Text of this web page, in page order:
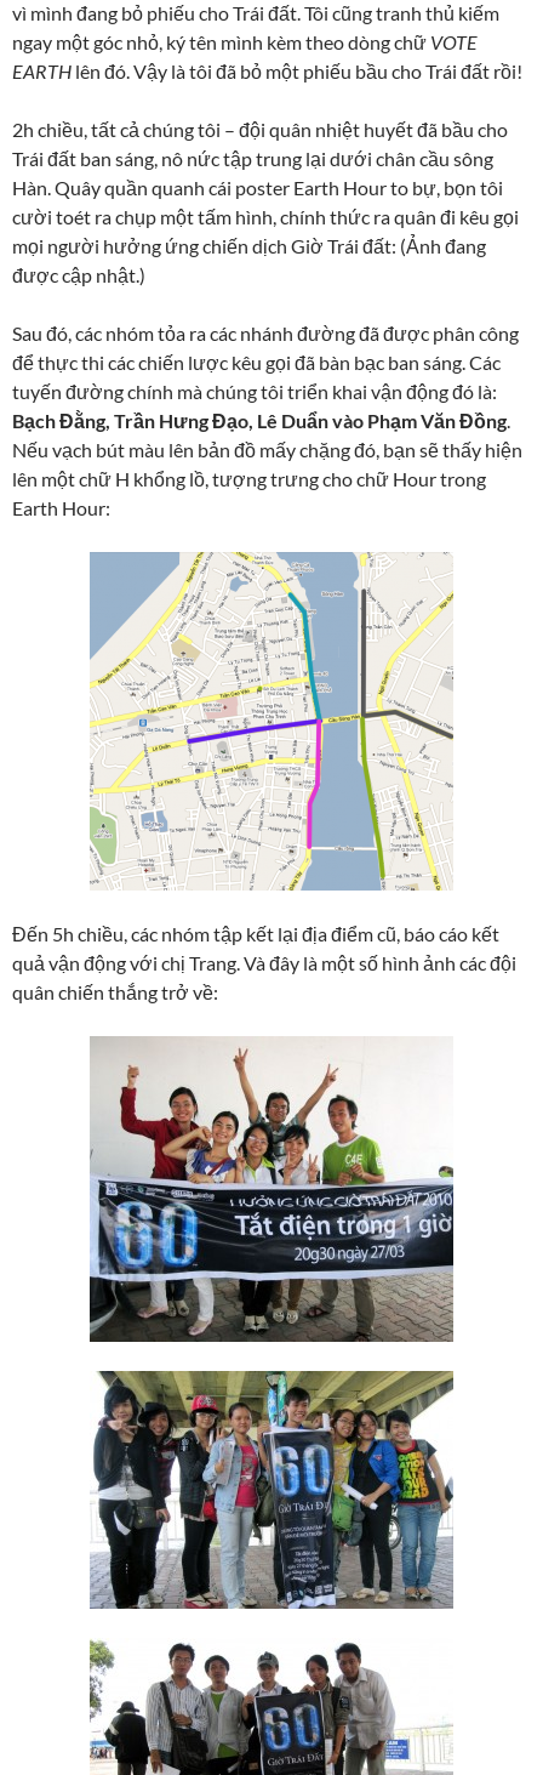
vì mình đang bỏ phiếu cho Trái đất. Tôi cũng tranh thủ kiếm
ngay một góc nhỏ, ký tên mình kèm theo dòng chữ VOTE
EARTH lên đó. Vậy là tôi đã bỏ một phiếu bầu cho Trái đất rồi!
2h chiều, tất cả chúng tôi – đội quân nhiệt huyết đã bầu cho
Trái đất ban sáng, nô nức tập trung lại dưới chân cầu sông
Hàn. Quây quần quanh cái poster Earth Hour to bự, bọn tôi
cười toét ra chụp một tấm hình, chính thức ra quân đi kêu gọi
mọi người hưởng ứng chiến dịch Giờ Trái đất: (Ảnh đang
được cập nhật.)
Sau đó, các nhóm tỏa ra các nhánh đường đã được phân công
để thực thi các chiến lược kêu gọi đã bàn bạc ban sáng. Các
tuyến đường chính mà chúng tôi triển khai vận động đó là:
Bạch Đằng, Trần Hưng Đạo, Lê Duẩn vào Phạm Văn Đồng.
Nếu vạch bút màu lên bản đồ mấy chặng đó, bạn sẽ thấy hiện
lên một chữ H khổng lồ, tượng trưng cho chữ Hour trong
Earth Hour:
Đến 5h chiều, các nhóm tập kết lại địa điểm cũ, báo cáo kết
quả vận động với chị Trang. Và đây là một số hình ảnh các đội
quân chiến thắng trở về: